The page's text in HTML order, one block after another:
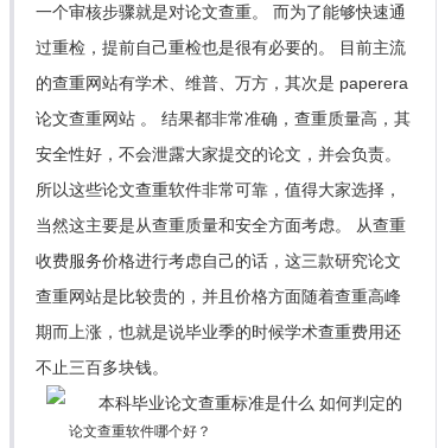
一个审核步骤就是对论文查重。 而为了能够快速通
过重检，提前自己重检也是很有必要的。 目前主流
的查重网站有学术、维普、万方，其次是 paperera
论文查重网站 。 结果都非常准确，查重质量高，其
安全性好，不会泄露大家提交的论文，并会负责。
所以这些论文查重软件非常可靠，值得大家选择，
当然这主要是从查重质量和安全方面考虑。 从查重
收费服务价格进行考虑自己的话，这三款研究论文
查重网站是比较贵的，并且价格方面随着查重高峰
期而上涨，也就是说毕业季的时候学术查重费用还
不止三百多块钱。
论文查重软件哪个好？